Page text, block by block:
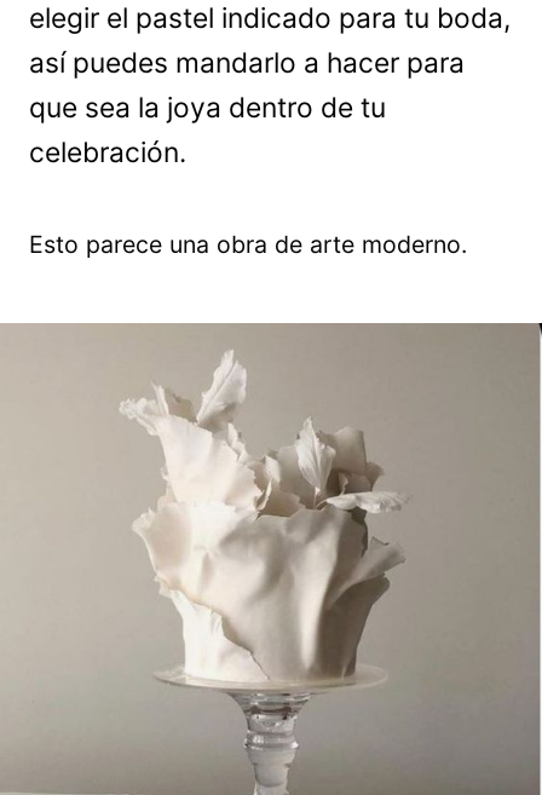
elegir el pastel indicado para tu boda,
así puedes mandarlo a hacer para
que sea la joya dentro de tu
celebración.
Esto parece una obra de arte moderno.